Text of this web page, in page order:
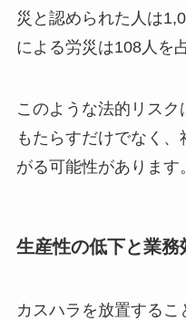
災と認められた人は
による労災は108人を
このような法的リス
もたらすだけでなく
がる可能性があります。
生産性の低下と業務
カスハラを放置する